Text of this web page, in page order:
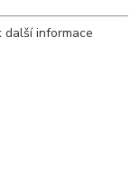
další informace